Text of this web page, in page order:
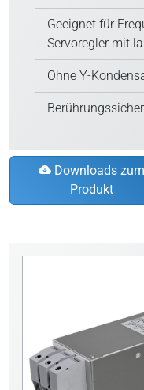
Geeignet für
Servoregler mit
Ohne Y-
Downloads zum
Produkt